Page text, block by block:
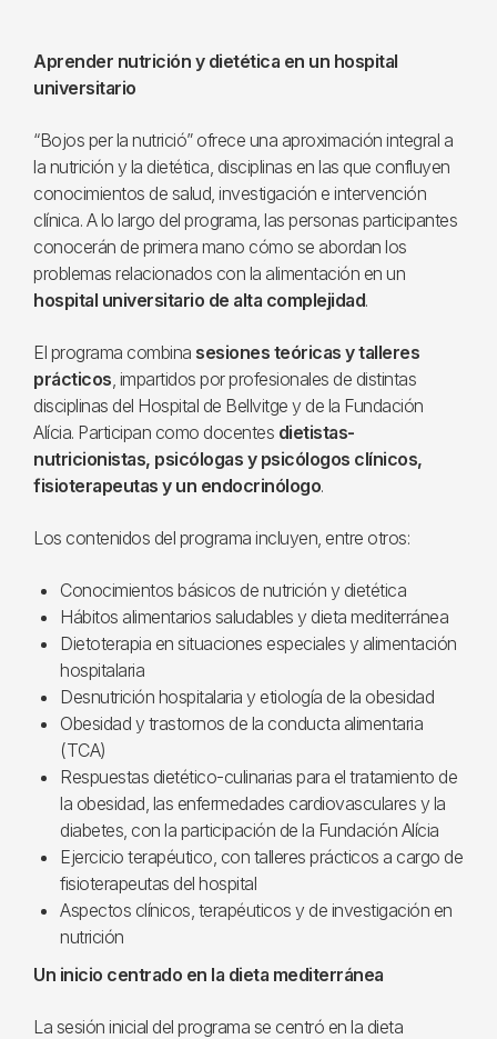
Aprender nutrición y dietética en un hospital
universitario
“Bojos per la nutrició” ofrece una aproximación integral a
la nutrición y la dietética, disciplinas en las que confluyen
conocimientos de salud, investigación e intervención
clínica. A lo largo del programa, las personas participantes
conocerán de primera mano cómo se abordan los
problemas relacionados con la alimentación en un
hospital universitario de alta complejidad.
El programa combina sesiones teóricas y talleres
prácticos, impartidos por profesionales de distintas
disciplinas del Hospital de Bellvitge y de la Fundación
Alícia. Participan como docentes dietistas-
nutricionistas, psicólogas y psicólogos clínicos,
fisioterapeutas y un endocrinólogo.
Los contenidos del programa incluyen, entre otros:
Conocimientos básicos de nutrición y dietética
Hábitos alimentarios saludables y dieta mediterránea
Dietoterapia en situaciones especiales y alimentación
hospitalaria
Desnutrición hospitalaria y etiología de la obesidad
Obesidad y trastornos de la conducta alimentaria
(TCA)
Respuestas dietético-culinarias para el tratamiento de
la obesidad, las enfermedades cardiovasculares y la
diabetes, con la participación de la Fundación Alícia
Ejercicio terapéutico, con talleres prácticos a cargo de
fisioterapeutas del hospital
Aspectos clínicos, terapéuticos y de investigación en
nutrición
Un inicio centrado en la dieta mediterránea
La sesión inicial del programa se centró en la dieta